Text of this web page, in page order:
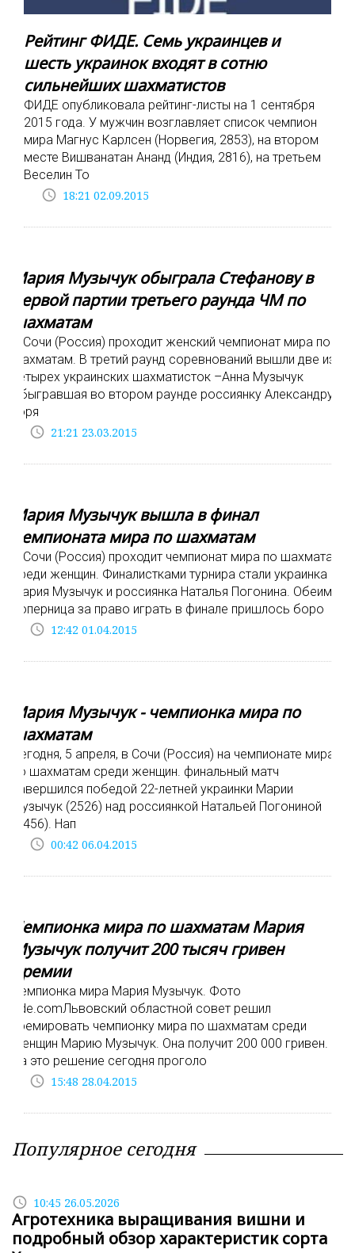
Рейтинг ФИДЕ. Семь украинцев и
шесть украинок входят в сотню
сильнейших шахматистов
ФИДЕ опубликовала рейтинг-листы на 1 сентября
2015 года. У мужчин возглавляет список чемпион
мира Магнус Карлсен (Норвегия, 2853), на втором
месте Вишванатан Ананд (Индия, 2816), на третьем
Веселин То
access_time 18:21 02.09.2015
Мария Музычук обыграла Стефанову в
первой партии третьего раунда ЧМ по
шахматам
В Сочи (Россия) проходит женский чемпионат мира по
шахматам. В третий раунд соревнований вышли две из
четырех украинских шахматисток –Анна Музычук
обыгравшая во втором раунде россиянку Александру
Горя
access_time 21:21 23.03.2015
Мария Музычук вышла в финал
чемпионата мира по шахматам
В Сочи (Россия) проходит чемпионат мира по шахматам
среди женщин. Финалистками турнира стали украинка
Мария Музычук и россиянка Наталья Погонина. Обеим
соперница за право играть в финале пришлось боро
access_time 12:42 01.04.2015
Мария Музычук - чемпионка мира по
шахматам
Сегодня, 5 апреля, в Сочи (Россия) на чемпионате мира
по шахматам среди женщин. финальный матч
завершился победой 22-летней украинки Марии
Музычук (2526) над россиянкой Натальей Погониной
(2456). Нап
access_time 00:42 06.04.2015
Чемпионка мира по шахматам Мария
Музычук получит 200 тысяч гривен
премии
Чемпионка мира Мария Музычук. Фото
fide.comЛьвовский областной совет решил
премировать чемпионку мира по шахматам среди
женщин Марию Музычук. Она получит 200 000 гривен.
За это решение сегодня проголо
access_time 15:48 28.04.2015
Популярное сегодня
access_time 10:45 26.05.2026
Агротехника выращивания вишни и
подробный обзор характеристик сорта